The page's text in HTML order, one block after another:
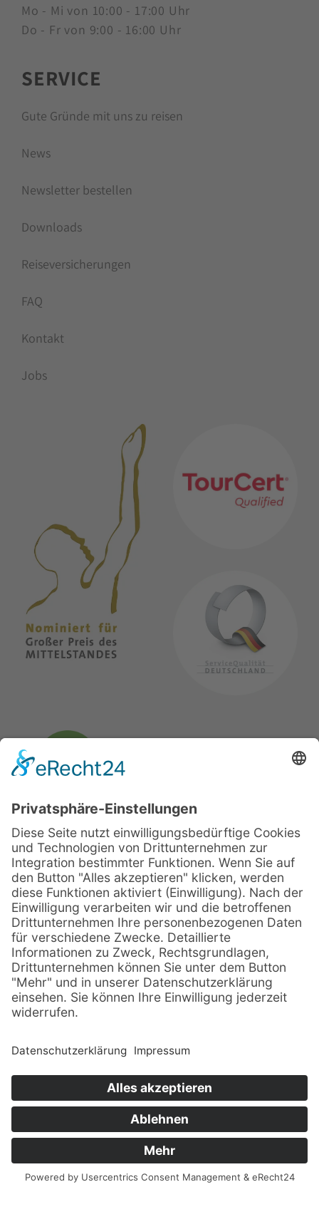
Mo - Mi von 10:00 - 17:00 Uhr
Do - Fr von 9:00 - 16:00 Uhr
SERVICE
Gute Gründe mit uns zu reisen
News
Newsletter bestellen
Downloads
Reiseversicherungen
FAQ
Kontakt
Jobs
MITGLIEDSCHAFTEN
Alle Rechte vorbehalten · 2026
Datenschutz